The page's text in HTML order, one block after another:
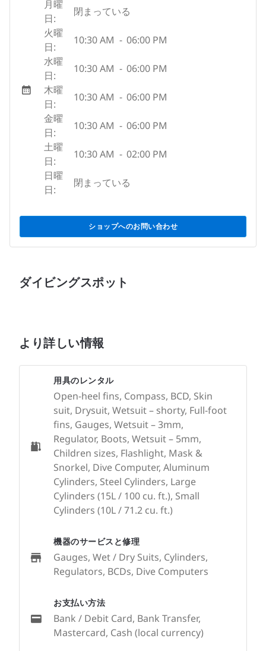
月曜
日:
閉まっている
火曜
日:
10:30 AM - 06:00 PM
水曜
日:
10:30 AM - 06:00 PM
木曜
日:
10:30 AM - 06:00 PM
金曜
日:
10:30 AM - 06:00 PM
土曜
日:
10:30 AM - 02:00 PM
日曜
日:
閉まっている
ショップへのお問い合わせ
ダイビングスポット
より詳しい情報
用具のレンタル
Open-heel fins, Compass, BCD, Skin
suit, Drysuit, Wetsuit – shorty, Full-foot
fins, Gauges, Wetsuit – 3mm,
Regulator, Boots, Wetsuit – 5mm,
Children sizes, Flashlight, Mask &
Snorkel, Dive Computer, Aluminum
Cylinders, Steel Cylinders, Large
Cylinders (15L / 100 cu. ft.), Small
Cylinders (10L / 71.2 cu. ft.)
機器のサービスと修理
Gauges, Wet / Dry Suits, Cylinders,
Regulators, BCDs, Dive Computers
お支払い方法
Bank / Debit Card, Bank Transfer,
Mastercard, Cash (local currency)